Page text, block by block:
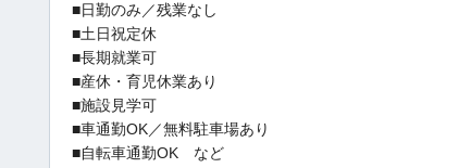
■日勤のみ／残業なし
■土日祝定休
■長期就業可
■産休・育児休業あり
■施設見学可
■車通勤OK／無料駐車場あり
■自転車通勤OK など